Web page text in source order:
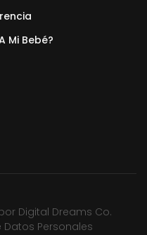
Mi Bebé?
Digital Dreams Co.
Personales